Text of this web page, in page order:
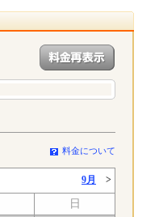
料金について
9月 >
日